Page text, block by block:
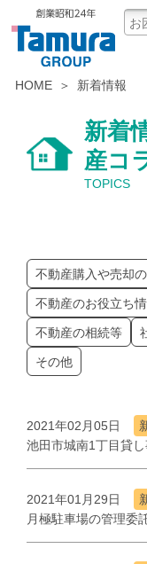
HOME 新着情報
新着
産コ
TOPICS
不動産購入や売却
不動産のお役立ち
不動産の相続等
その他
2021年02月05日
池田市城南1丁目貸
2021年01月29日
月極駐車場の管理委